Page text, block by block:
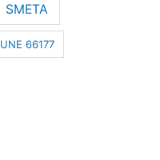
SMETA
UNE 66177